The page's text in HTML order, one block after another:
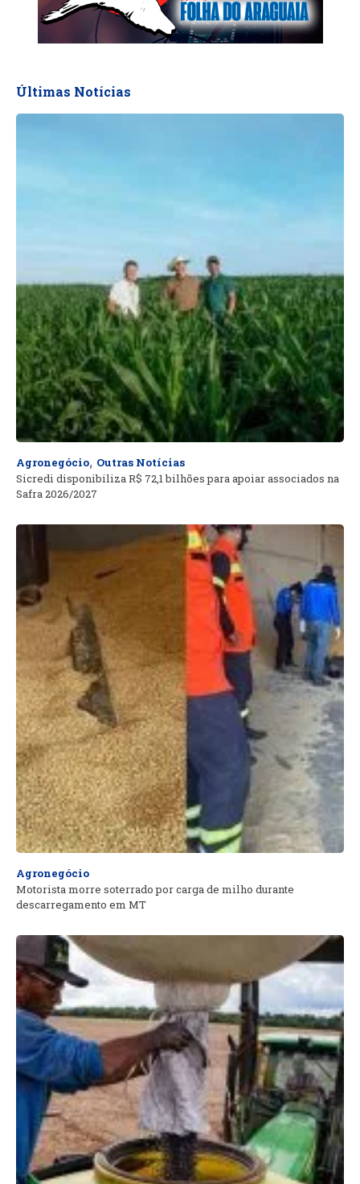
Últimas Notícias
Agronegócio, Outras Notícias
Sicredi disponibiliza R$ 72,1 bilhões para apoiar associados na
Safra 2026/2027
Agronegócio
Motorista morre soterrado por carga de milho durante
descarregamento em MT